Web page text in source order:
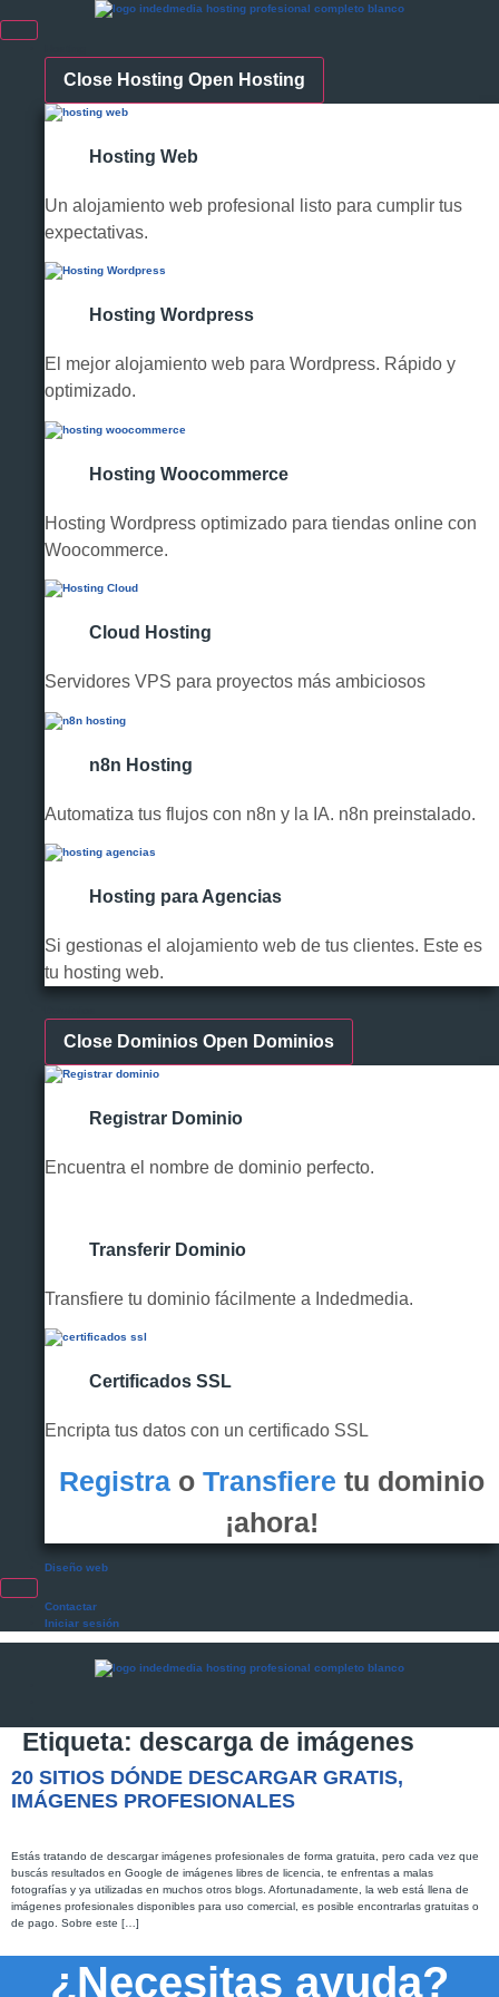
Close Hosting Open Hosting
Hosting Web
Un alojamiento web profesional listo para cumplir tus
expectativas.
Hosting Wordpress
El mejor alojamiento web para Wordpress. Rápido y
optimizado.
Hosting Woocommerce
Hosting Wordpress optimizado para tiendas online con
Woocommerce.
Cloud Hosting
Servidores VPS para proyectos más ambiciosos
n8n Hosting
Automatiza tus flujos con n8n y la IA. n8n preinstalado.
Hosting para Agencias
Si gestionas el alojamiento web de tus clientes. Este es
tu hosting web.
Close Dominios Open Dominios
Registrar Dominio
Encuentra el nombre de dominio perfecto.
Transferir Dominio
Transfiere tu dominio fácilmente a Indedmedia.
Certificados SSL
Encripta tus datos con un certificado SSL
Registra o Transfiere tu dominio
¡ahora!
Diseño web
Contactar
Iniciar sesión
Etiqueta: descarga de imágenes
20 SITIOS DÓNDE DESCARGAR GRATIS,
IMÁGENES PROFESIONALES
Estás tratando de descargar imágenes profesionales de forma gratuita, pero cada vez que
buscás resultados en Google de imágenes libres de licencia, te enfrentas a malas
fotografías y ya utilizadas en muchos otros blogs. Afortunadamente, la web está llena de
imágenes profesionales disponibles para uso comercial, es posible encontrarlas gratuitas o
de pago. Sobre este […]
¿Necesitas ayuda?